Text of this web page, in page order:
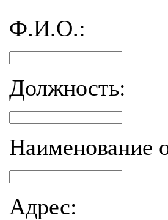
Ф.И.О.:
Должность:
Наименование
Адрес: